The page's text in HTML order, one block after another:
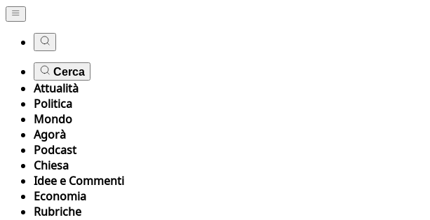
Cerca
Attualità
Politica
Mondo
Agorà
Podcast
Chiesa
Idee e Commenti
Economia
Rubriche